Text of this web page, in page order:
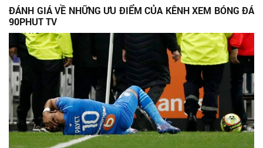
ĐÁNH GIÁ VỀ NHỮNG ƯU ĐIỂM CỦA KÊNH XEM BÓNG ĐÁ
90PHUT TV